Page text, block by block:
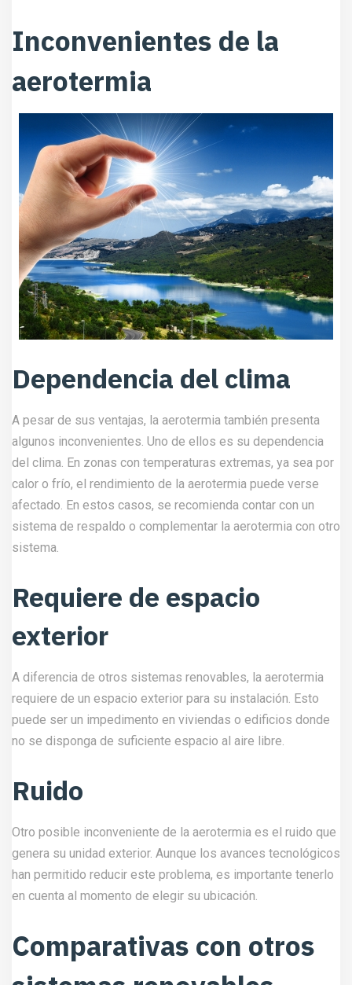
Inconvenientes de la
aerotermia
Dependencia del clima
A pesar de sus ventajas, la aerotermia también presenta
algunos inconvenientes. Uno de ellos es su dependencia
del clima. En zonas con temperaturas extremas, ya sea por
calor o frío, el rendimiento de la aerotermia puede verse
afectado. En estos casos, se recomienda contar con un
sistema de respaldo o complementar la aerotermia con otro
sistema.
Requiere de espacio
exterior
A diferencia de otros sistemas renovables, la aerotermia
requiere de un espacio exterior para su instalación. Esto
puede ser un impedimento en viviendas o edificios donde
no se disponga de suficiente espacio al aire libre.
Ruido
Otro posible inconveniente de la aerotermia es el ruido que
genera su unidad exterior. Aunque los avances tecnológicos
han permitido reducir este problema, es importante tenerlo
en cuenta al momento de elegir su ubicación.
Comparativas con otros